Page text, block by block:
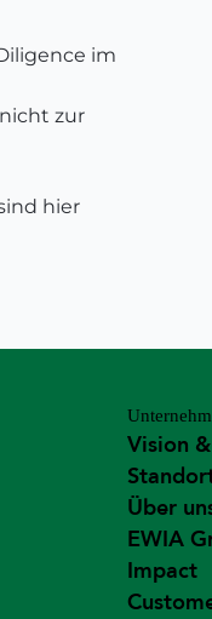
im
zur
hier
Vision
Über
EWIA
Impact